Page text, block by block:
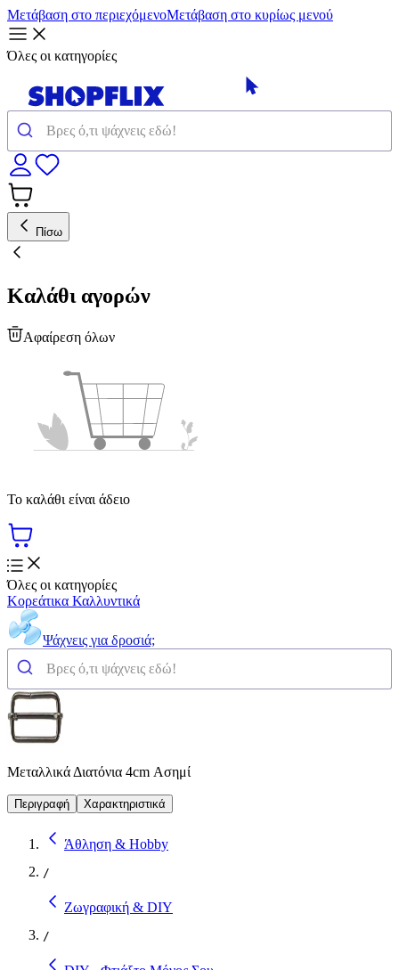
Μετάβαση στο περιεχόμενοΜετάβαση στο κυρίως μενού
Όλες οι κατηγορίες
Πίσω
Καλάθι αγορών
Αφαίρεση όλων
Το καλάθι είναι άδειο
Όλες οι κατηγορίες
Κορεάτικα Καλλυντικά
Ψάχνεις για δροσιά;
Μεταλλικά Διατόνια 4cm Ασημί
Περιγραφή Χαρακτηριστικά
Άθληση & Hobby
/
Ζωγραφική & DIY
/